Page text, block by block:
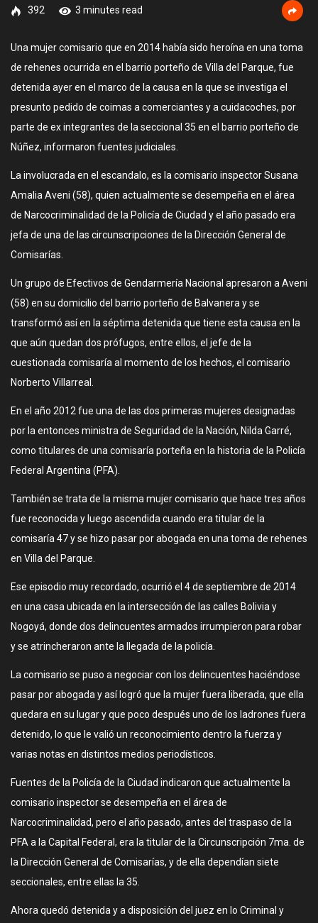
392 3 minutes read
Una mujer comisario que en 2014 había sido heroína en una toma
de rehenes ocurrida en el barrio porteño de Villa del Parque, fue
detenida ayer en el marco de la causa en la que se investiga el
presunto pedido de coimas a comerciantes y a cuidacoches, por
parte de ex integrantes de la seccional 35 en el barrio porteño de
Núñez, informaron fuentes judiciales.
La involucrada en el escandalo, es la comisario inspector Susana
Amalia Aveni (58), quien actualmente se desempeña en el área
de Narcocriminalidad de la Policía de Ciudad y el año pasado era
jefa de una de las circunscripciones de la Dirección General de
Comisarías.
Un grupo de Efectivos de Gendarmería Nacional apresaron a Aveni
(58) en su domicilio del barrio porteño de Balvanera y se
transformó así en la séptima detenida que tiene esta causa en la
que aún quedan dos prófugos, entre ellos, el jefe de la
cuestionada comisaría al momento de los hechos, el comisario
Norberto Villarreal.
En el año 2012 fue una de las dos primeras mujeres designadas
por la entonces ministra de Seguridad de la Nación, Nilda Garré,
como titulares de una comisaría porteña en la historia de la Policía
Federal Argentina (PFA).
También se trata de la misma mujer comisario que hace tres años
fue reconocida y luego ascendida cuando era titular de la
comisaría 47 y se hizo pasar por abogada en una toma de rehenes
en Villa del Parque.
Ese episodio muy recordado, ocurrió el 4 de septiembre de 2014
en una casa ubicada en la intersección de las calles Bolivia y
Nogoyá, donde dos delincuentes armados irrumpieron para robar
y se atrincheraron ante la llegada de la policía.
La comisario se puso a negociar con los delincuentes haciéndose
pasar por abogada y así logró que la mujer fuera liberada, que ella
quedara en su lugar y que poco después uno de los ladrones fuera
detenido, lo que le valió un reconocimiento dentro la fuerza y
varias notas en distintos medios periodísticos.
Fuentes de la Policía de la Ciudad indicaron que actualmente la
comisario inspector se desempeña en el área de
Narcocriminalidad, pero el año pasado, antes del traspaso de la
PFA a la Capital Federal, era la titular de la Circunscripción 7ma. de
la Dirección General de Comisarías, y de ella dependían siete
seccionales, entre ellas la 35.
Ahora quedó detenida y a disposición del juez en lo Criminal y